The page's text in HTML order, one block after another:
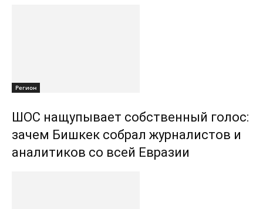
Регион
ШОС нащупывает собственный голос:
зачем Бишкек собрал журналистов и
аналитиков со всей Евразии